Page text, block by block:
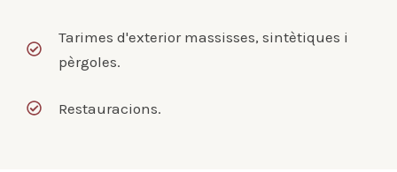
Tarimes d'exterior massisses, sintètiques i
pèrgoles.
Restauracions.